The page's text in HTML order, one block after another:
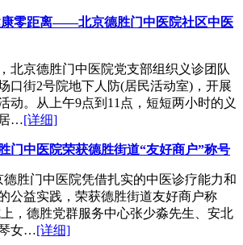
康零距离——北京德胜门中医院社区中医
北京德胜门中医院党支部组织义诊团队
口街2号院地下人防(居民活动室)，开展
动。从上午9点到11点，短短两小时的义
…[详细]
门中医院荣获德胜街道“友好商户”称号
德胜门中医院凭借扎实的中医诊疗能力和
公益实践，荣获德胜街道友好商户称
，德胜党群服务中心张少淼先生、安北
女…[详细]